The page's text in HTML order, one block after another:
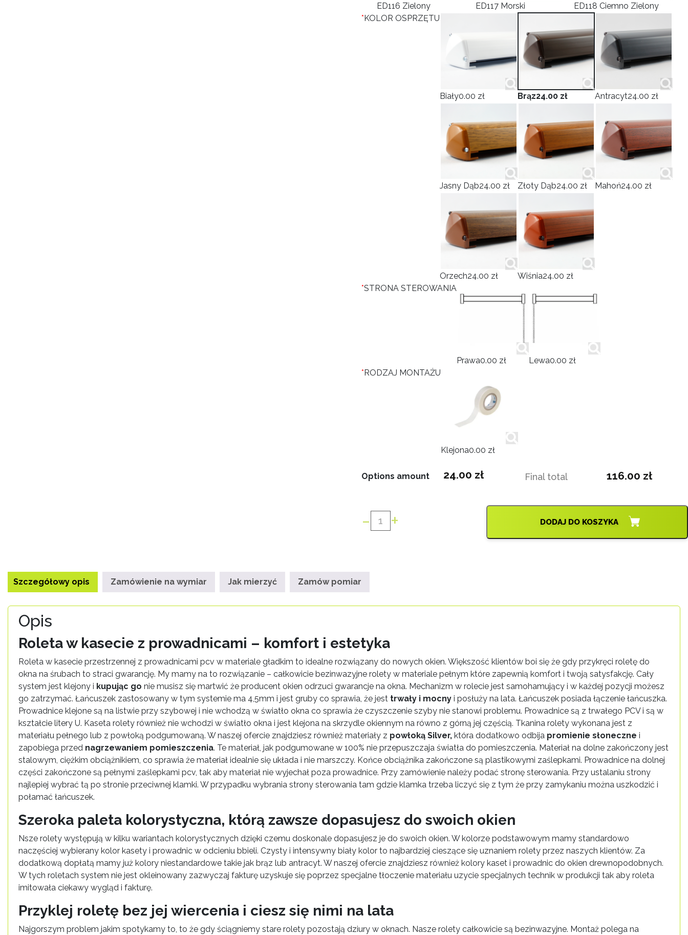
ED116 Zielony ED117 Morski
ED118 Ciemno Zielony
*KOLOR OSPRZĘTU
Biały0.00 zł Brąz24.00 zł Antracyt24.00 zł
Jasny Dąb24.00 zł Złoty Dąb24.00 zł Mahoń24.00 zł
Orzech24.00 zł Wiśnia24.00 zł
*STRONA STEROWANIA
Prawa0.00 zł Lewa0.00 zł
*RODZAJ MONTAŻU
Klejona0.00 zł
Options amount 24.00 zł Final total 116.00 zł
-
ilość
PCV
+ DODAJ DO KOSZYKA
Szczegółowy opis Zamówienie na wymiar Jak mierzyć Zamów pomiar
Opis
Roleta w kasecie z prowadnicami – komfort i estetyka
Roleta w kasecie przestrzennej z prowadnicami pcv w materiale gładkim to idealne rozwiązany do nowych okien. Większość klientów boi się że gdy przykręci roletę do
okna na śrubach to straci gwarancję. My mamy na to rozwiązanie – całkowicie bezinwazyjne rolety w materiale pełnym które zapewnią komfort i twoją satysfakcję. Cały
system jest klejony i kupując go nie musisz się martwić że producent okien odrzuci gwarancje na okna. Mechanizm w rolecie jest samohamujący i w każdej pozycji możesz
go zatrzymać. Łańcuszek zastosowany w tym systemie ma 4,5mm i jest gruby co sprawia, że jest trwały i mocny i posłuży na lata. Łańcuszek posiada łączenie łańcuszka.
Prowadnice klejone są na listwie przy szybowej i nie wchodzą w światło okna co sprawia że czyszczenie szyby nie stanowi problemu. Prowadnice są z trwałego PCV i są w
kształcie litery U. Kaseta rolety również nie wchodzi w światło okna i jest klejona na skrzydle okiennym na równo z górną jej częścią. Tkanina rolety wykonana jest z
materiału pełnego lub z powłoką podgumowaną. W naszej ofercie znajdziesz również materiały z powłoką Silver, która dodatkowo odbija promienie słoneczne i
zapobiega przed nagrzewaniem pomieszczenia. Te materiał, jak podgumowane w 100% nie przepuszczaja światła do pomieszczenia. Materiał na dolne zakończony jest
stalowym, ciężkim obciążnikiem, co sprawia że materiał idealnie się układa i nie marszczy. Końce obciążnika zakończone są plastikowymi zaślepkami. Prowadnice na dolnej
części zakończone są pełnymi zaślepkami pcv, tak aby materiał nie wyjechał poza prowadnice. Przy zamówienie należy podać stronę sterowania. Przy ustalaniu strony
najlepiej wybrać tą po stronie przeciwnej klamki. W przypadku wybrania strony sterowania tam gdzie klamka trzeba liczyć się z tym że przy zamykaniu można uszkodzić i
połamać łańcuszek.
Szeroka paleta kolorystyczna, którą zawsze dopasujesz do swoich okien
Nsze rolety występują w kilku wariantach kolorystycznych dzięki czemu doskonale dopasujesz je do swoich okien. W kolorze podstawowym mamy standardowo
naczęściej wybierany kolor kasety i prowadnic w odcieniu bbieli. Czysty i intensywny biały kolor to najbardziej cieszące się uznaniem rolety przez naszych klientów. Za
dodatkową dopłatą mamy już kolory niestandardowe takie jak brąz lub antracyt. W naszej ofercie znajdziesz również kolory kaset i prowadnic do okien drewnopodobnych.
W tych roletach system nie jest okleinowany zazwyczaj fakturę uzyskuje się poprzez specjalne tłoczenie materiału uzycie specjalnych technik w produkcji tak aby roleta
imitowała ciekawy wygląd i fakturę.
Przyklej roletę bez jej wiercenia i ciesz się nimi na lata
Najgorszym problem jakim spotykamy to, to że gdy ściągniemy stare rolety pozostają dziury w oknach. Nasze rolety całkowicie są bezinwazyjne. Montaż polega na